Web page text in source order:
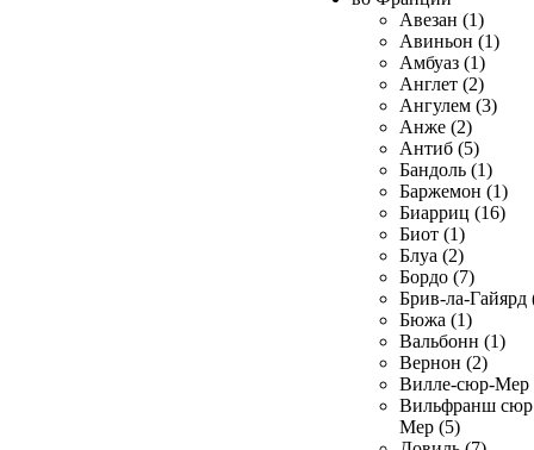
Авезан (1)
Авиньон (1)
Амбуаз (1)
Англет (2)
Ангулем (3)
Анже (2)
Антиб (5)
Бандоль (1)
Баржемон (1)
Биарриц (16)
Биот (1)
Блуа (2)
Бордо (7)
Брив-ла-Гайярд
Бюжа (1)
Вальбонн (1)
Вернон (2)
Вилле-сюр-Мер
Вильфранш сюр
Мер (5)